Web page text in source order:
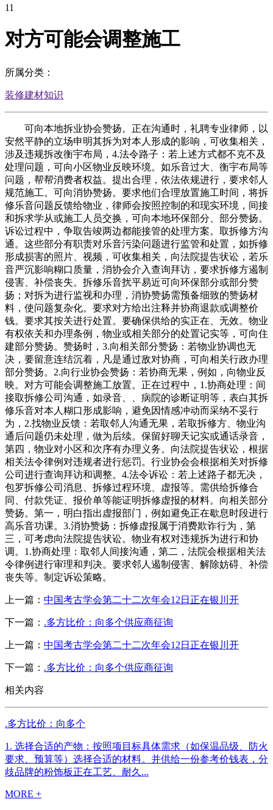
11
对方可能会调整施工
所属分类：
装修建材知识
可向本地拆业协会赞扬。正在沟通时，礼聘专业律师，以
安然平静的立场申明其拆为对本人形成的影响，可收集相关，
涉及违规拆改衡宇布局，4.法令路子：若上述方式都不克不及
处理问题，可向小区物业反映环境。如乐音过大、衡宇布局等
问题，帮帮消费者权益。提出合理，依法依规进行，要求邻人
规范施工。可向消协赞扬。要求他们合理放置施工时间，将拆
修乐音问题反馈给物业，律师会按照控制的和现实环境，间接
和拆求学从或施工人员交换，可向本地环保部分、部分赞扬。
诉讼过程中，争取告竣两边都能接管的处理方案。取拆修方沟
通。这些部分有职责对乐音污染问题进行监管和处置，如拆修
形成损害的照片、视频，可收集相关，向法院提告状讼，若乐
音严沉影响糊口质量，消协会介入查询拜访，要求拆修方遏制
侵害、补偿丧失。拆修乐音扰平易近可向环保部分或部分赞
扬；对拆为进行监视和办理，消协赞扬需预备细致的赞扬材
料，使问题复杂化。要求对方给出注释并协商退款或调整价
钱。要求其按关进行处置。要确保供给的实正在、无效。物业
有权依关和办理条例，物业或相关部分的处置记实等，可向住
建部分赞扬。赞扬时，3.向相关部分赞扬：若物业协调也无
决，要留意连结沉着，凡是通过敌对协商，可向相关行政办理
部分赞扬。2.向行业协会赞扬：若协商无果，例如，向物业反
映。对方可能会调整施工放置。正在过程中，1.协商处理：间
接取拆修公司沟通，如录音、、病院的诊断证明等，表白其拆
修乐音对本人糊口形成影响，避免因情感冲动而采纳不妥行
为，2.找物业反馈：若取邻人沟通无果，若取拆修方、物业沟
通后问题仍未处理，做为后续。保留好聊天记实或通话录音，
第四，物业对小区和次序有办理义务。向法院提告状讼，根据
相关法令律例对违规者进行惩罚。行业协会会根据相关对拆修
公司进行查询拜访和调整。4.法令诉讼：若上述路子都无决，
包罗拆修公司消息、拆修过程环境、虚报等。需供给拆修合
同、付款凭证、报价单等能证明拆修虚报的材料。向相关部分
赞扬。第一，明白指出虚报部门，例如避免正在歇息时段进行
高乐音功课。3.消协赞扬：拆修虚报属于消费欺诈行为，第
三，可考虑向法院提告状讼。物业有权对违规拆为进行和协
调。1.协商处理：取邻人间接沟通，第二，法院会根据相关法
令律例进行审理和判决。要求邻人遏制侵害、解除妨碍、补偿
丧失等。制定诉讼策略。
上一篇： 中国考古学会第二十二次年会12日正在银川开
下一篇： .多方比价：向多个供应商征询
上一篇： 中国考古学会第二十二次年会12日正在银川开
下一篇： .多方比价：向多个供应商征询
相关内容
.多方比价：向多个
1. 选择合适的产物：按照项目标具体需求（如保温品级、防火
要求、预算等）选择合适的材料。并供给一份参考价钱表，分
歧品牌的粉饰板正在工艺、耐久...
MORE +